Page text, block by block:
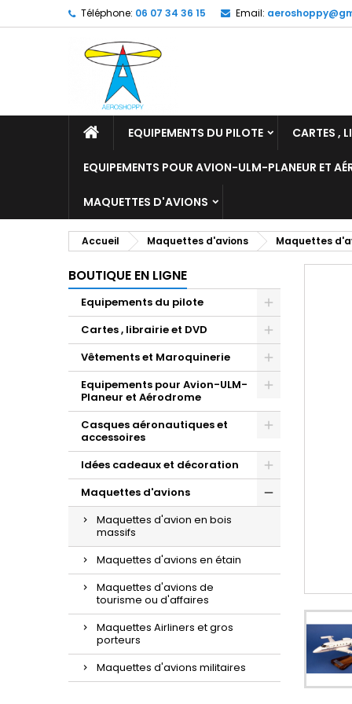
Téléphone: 06 07 34 36 15 Email:
EQUIPEMENTS DU PILOTE CARTES ,
EQUIPEMENTS POUR AVION-ULM-PLANEUR ET
MAQUETTES D'AVIONS
Accueil Maquettes d'avions Maquettes
BOUTIQUE EN LIGNE
Equipements du pilote
Cartes , librairie et DVD
Vêtements et Maroquinerie
Equipements pour Avion-ULM-
Planeur et Aérodrome
Casques aéronautiques et
accessoires
Idées cadeaux et décoration
Maquettes d'avions
Maquettes d'avion en bois
massifs
Maquettes d'avions en étain
Maquettes d'avions de
tourisme ou d'affaires
Maquettes Airliners et gros
porteurs
Maquettes d'avions militaires